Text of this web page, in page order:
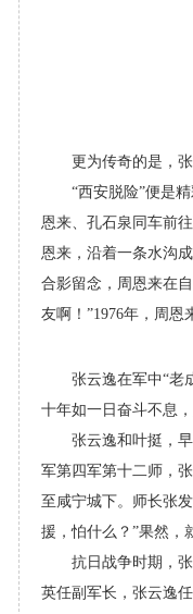
更为传奇的是，张
“西安脱险”便是精
恩来、孔石泉同车前
恩来，沿着一条水沟
合影留念，周恩来在
友啊！”1976年，周恩
张云逸在军中“老成
十年如一日奋斗不息
张云逸和叶挺，早
军第四军第十二师，
至咸宁城下。师长张
援，怕什么？”果然，
抗日战争时期，张
英任副军长，张云逸